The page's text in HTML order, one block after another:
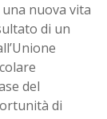
nuova vita
di un
del
di